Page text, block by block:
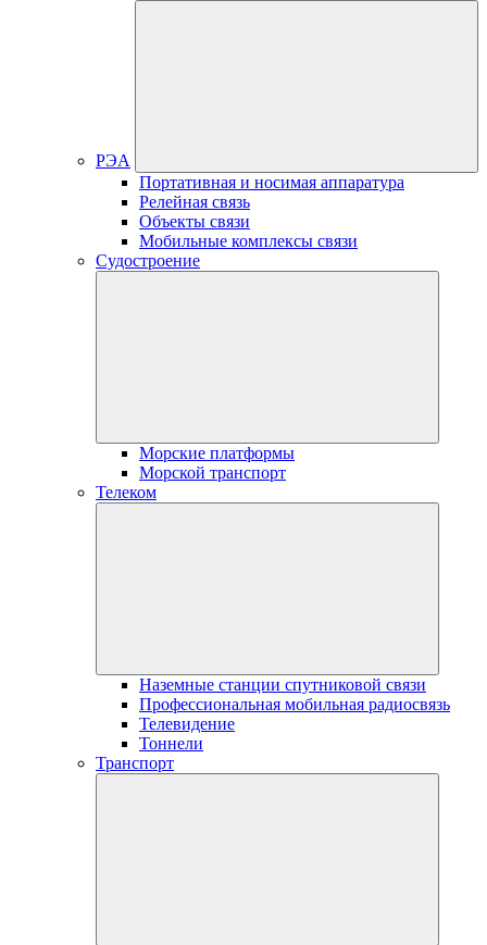
РЭА
Портативная и носимая аппаратура
Релейная связь
Объекты связи
Мобильные комплексы связи
Судостроение
Морские платформы
Морской транспорт
Телеком
Наземные станции спутниковой связи
Профессиональная мобильная радиосвязь
Телевидение
Тоннели
Транспорт